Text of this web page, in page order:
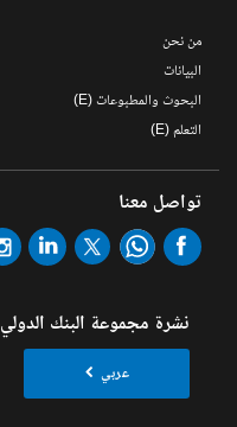
من نحن
البيانات
البحوث والمطبوعات (E)
التعلم (E)
تواصل معنا
نشرة مجموعة البنك الدولي
عربي